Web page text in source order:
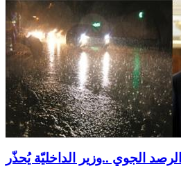
الجوي ..وزير الداخليّة يُحذّر